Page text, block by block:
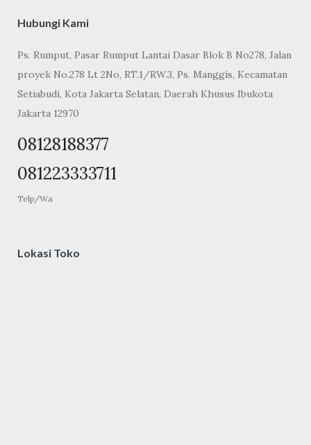
Hubungi Kami
Ps. Rumput, Pasar Rumput Lantai Dasar Blok B No278, Jalan
proyek No.278 Lt 2No, RT.1/RW.3, Ps. Manggis, Kecamatan
Setiabudi, Kota Jakarta Selatan, Daerah Khusus Ibukota
Jakarta 12970
08128188377
081223333711
Telp/Wa
Lokasi Toko